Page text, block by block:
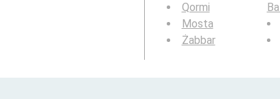
Qormi
Mosta
Żabbar